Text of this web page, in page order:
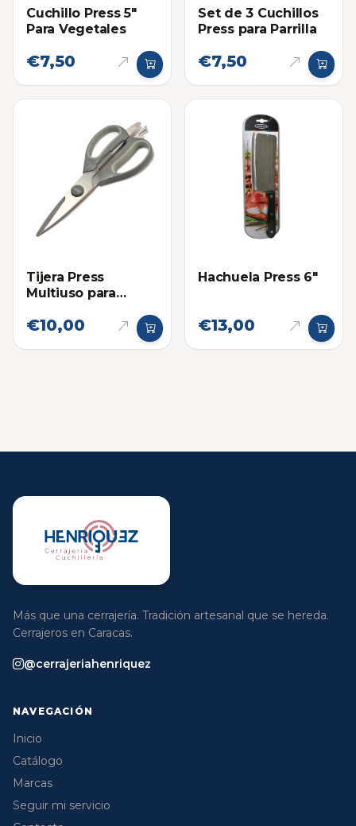
Cuchillo Press 5"
Para Vegetales
€7,50
Set de 3 Cuchillos
Press para Parrilla
€7,50
Tijera Press
Multiuso para
€10,00
Hachuela Press 6"
€13,00
Más que una cerrajería. Tradición artesanal que se hereda.
Cerrajeros en Caracas.
@cerrajeriahenriquez
NAVEGACIÓN
Inicio
Catálogo
Marcas
Seguir mi servicio